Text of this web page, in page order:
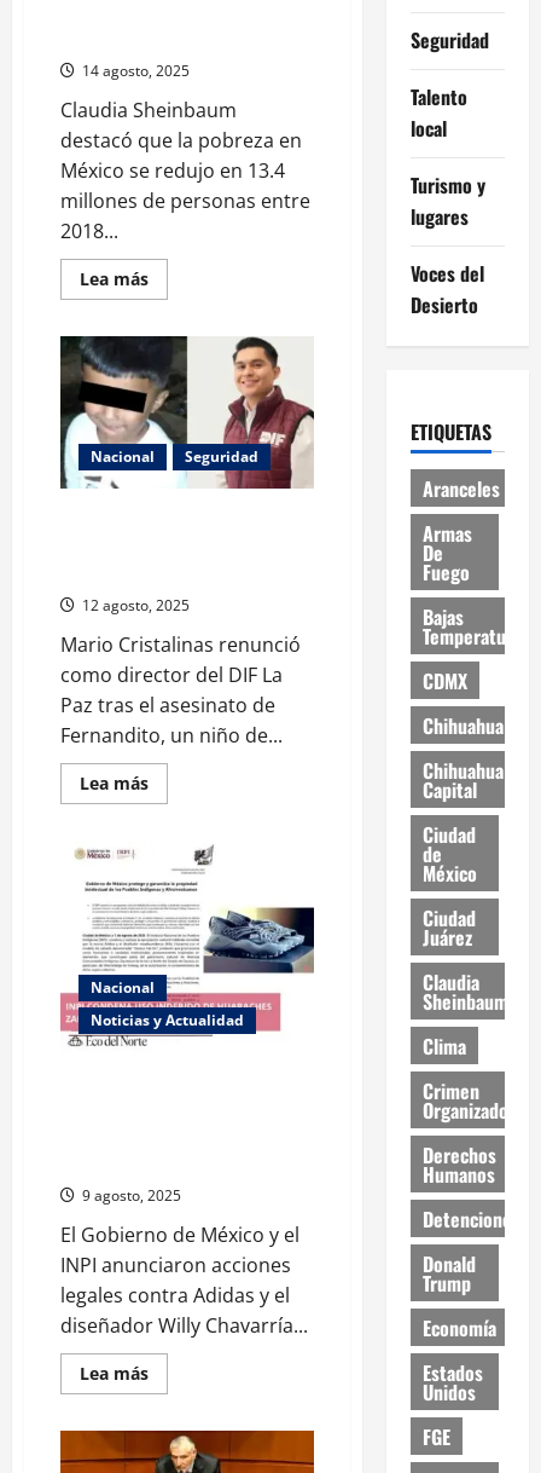
14 agosto, 2025
Claudia Sheinbaum
destacó que la pobreza en
México se redujo en 13.4
millones de personas entre
2018...
Lea másRead
more
presume
reducción
histórica
de
pobreza
durante
la
Cuarta
Transformación
Nacional Seguridad
12 agosto, 2025
Mario Cristalinas renunció
como director del DIF La
Paz tras el asesinato de
Fernandito, un niño de...
Lea másRead
more
director
del
DIF
La
Paz
tras
indignación
por
caso
Fernandito
Nacional
Noticias y Actualidad
9 agosto, 2025
El Gobierno de México y el
INPI anunciaron acciones
legales contra Adidas y el
diseñador Willy Chavarría...
Lea másRead
more
reforzará
protección
Seguridad
Talento
local
Turismo y
lugares
Voces del
Desierto
ETIQUETAS
Aranceles
Armas
De
Fuego
Bajas
Temperaturas
CDMX
Chihuahua
Chihuahua
Capital
Ciudad
de
México
Ciudad
Juárez
Claudia
Sheinbaum
Clima
Crimen
Organizado
Derechos
Humanos
Detenciones
Donald
Trump
Economía
Estados
Unidos
FGE